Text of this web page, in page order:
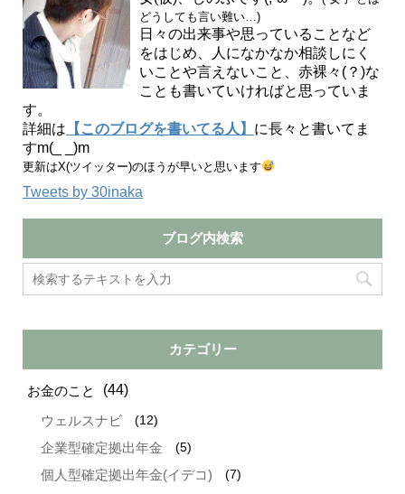
どうしても言い難い…)
日々の出来事や思っていることなど
をはじめ、人になかなか相談しにく
いことや言えないこと、赤裸々(？)な
ことも書いていければと思っていま
す。
詳細は 【このブログを書いてる人】 に長々と書いてま
すm(_ _)m
更新はX(ツイッター)のほうが早いと思います
Tweets by 30inaka
ブログ内検索
カテゴリー
お金のこと (44)
ウェルスナビ (12)
企業型確定拠出年金 (5)
個人型確定拠出年金(イデコ)
(7)